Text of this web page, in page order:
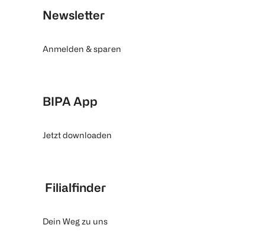
Newsletter
Anmelden & sparen
BIPA App
Jetzt downloaden
Filialfinder
Dein Weg zu uns